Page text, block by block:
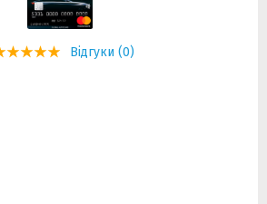
Відгуки (0)